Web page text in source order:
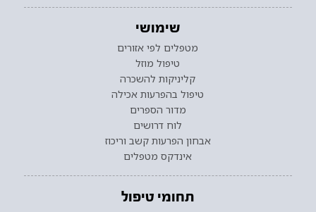
שימושי
מטפלים לפי אזורים
טיפול מוזל
קליניקות להשכרה
טיפול בהפרעות אכילה
מדור הספרים
לוח דרושים
אבחון הפרעות קשב וריכוז
אינדקס מטפלים
תחומי טיפול